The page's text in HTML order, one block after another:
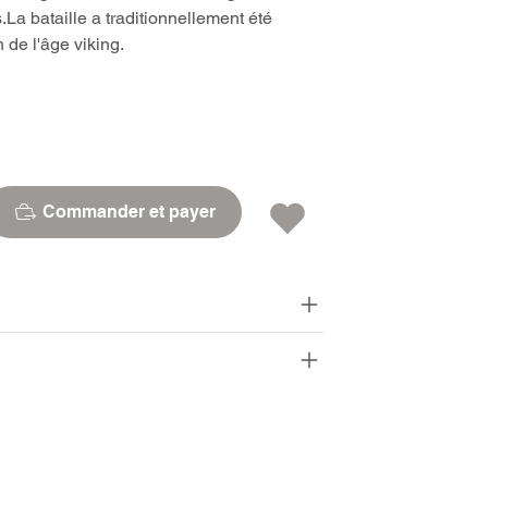
bataille a traditionnellement été
de l'âge viking.
Commander et payer